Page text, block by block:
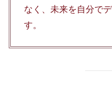
なく、未来を自分で
す。